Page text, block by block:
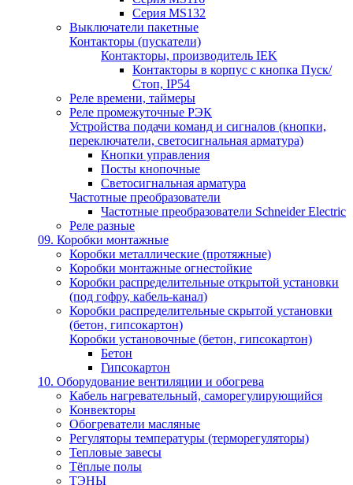
Серия MS132
Выключатели пакетные
Контакторы (пускатели)
Контакторы, производитель IEK
Контакторы в корпус с кнопка Пуск/
Стоп, IP54
Реле времени, таймеры
Реле промежуточные РЭК
Устройства подачи команд и сигналов (кнопки,
переключатели, светосигнальная арматура)
Кнопки управления
Посты кнопочные
Светосигнальная арматура
Частотные преобразователи
Частотные преобразователи Schneider Electric
Реле разные
09. Коробки монтажные
Коробки металлические (протяжные)
Коробки монтажные огнестойкие
Коробки распределительные открытой установки
(под гофру, кабель-канал)
Коробки распределительные скрытой установки
(бетон, гипсокартон)
Коробки установочные (бетон, гипсокартон)
Бетон
Гипсокартон
10. Оборудование вентиляции и обогрева
Кабель нагревательный, саморегулирующийся
Конвекторы
Обогреватели масляные
Регуляторы температуры (терморегуляторы)
Тепловые завесы
Тёплые полы
ТЭНЫ